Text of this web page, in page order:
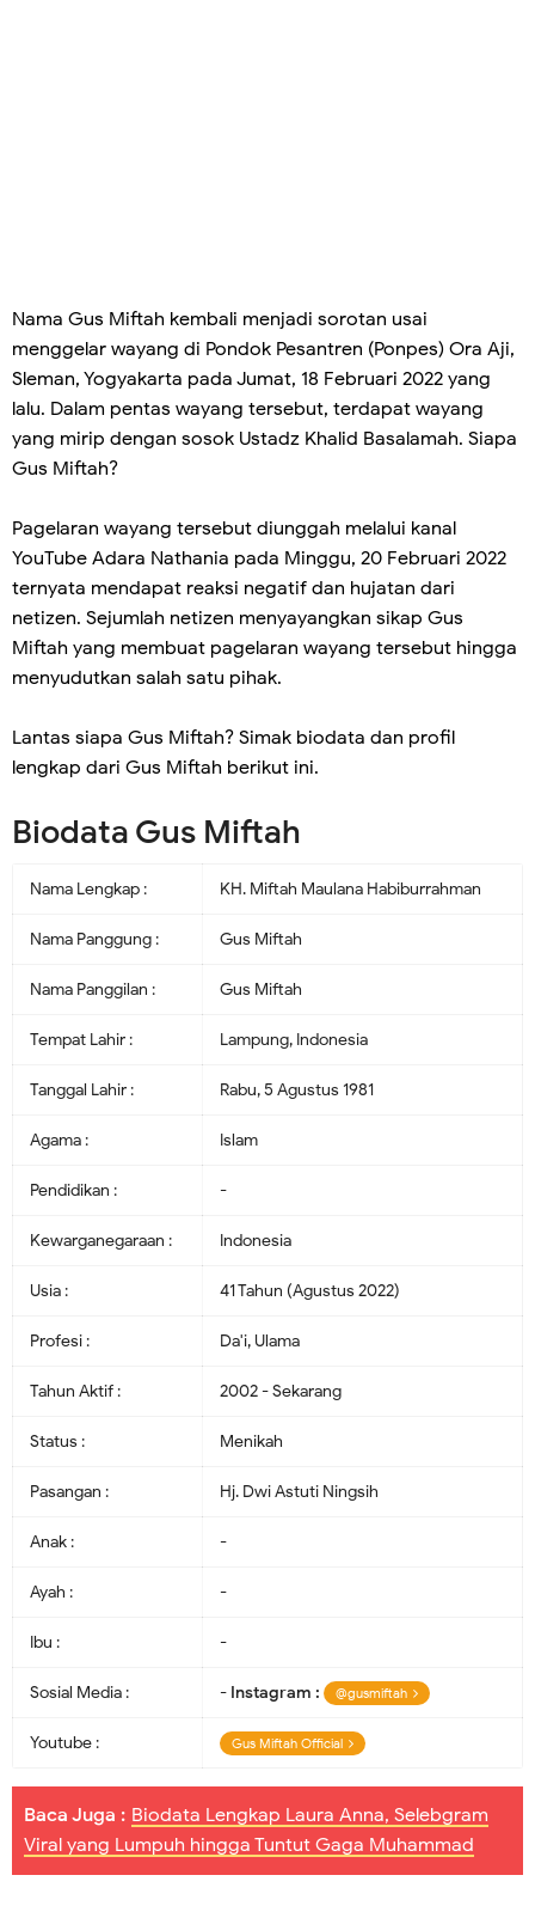
Nama Gus Miftah kembali menjadi sorotan usai
menggelar wayang di Pondok Pesantren (Ponpes) Ora Aji,
Sleman, Yogyakarta pada Jumat, 18 Februari 2022 yang
lalu. Dalam pentas wayang tersebut, terdapat wayang
yang mirip dengan sosok Ustadz Khalid Basalamah. Siapa
Gus Miftah?
Pagelaran wayang tersebut diunggah melalui kanal
YouTube Adara Nathania pada Minggu, 20 Februari 2022
ternyata mendapat reaksi negatif dan hujatan dari
netizen. Sejumlah netizen menyayangkan sikap Gus
Miftah yang membuat pagelaran wayang tersebut hingga
menyudutkan salah satu pihak.
Lantas siapa Gus Miftah? Simak biodata dan profil
lengkap dari Gus Miftah berikut ini.
Biodata Gus Miftah
Nama Lengkap : KH. Miftah Maulana Habiburrahman
Nama Panggung : Gus Miftah
Nama Panggilan : Gus Miftah
Tempat Lahir : Lampung, Indonesia
Tanggal Lahir : Rabu, 5 Agustus 1981
Agama : Islam
Pendidikan : -
Kewarganegaraan : Indonesia
Usia : 41 Tahun (Agustus 2022)
Profesi : Da'i, Ulama
Tahun Aktif : 2002 - Sekarang
Status : Menikah
Pasangan : Hj. Dwi Astuti Ningsih
Anak : -
Ayah : -
Ibu : -
Sosial Media : - Instagram : @gusmiftah
Youtube : Gus Miftah Official
Baca Juga : Biodata Lengkap Laura Anna, Selebgram
Viral yang Lumpuh hingga Tuntut Gaga Muhammad